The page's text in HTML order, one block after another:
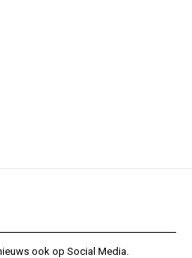
ook op Social Media.